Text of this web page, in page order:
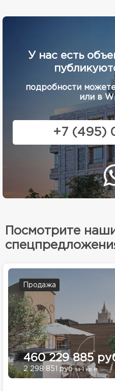
У нас есть
подробности
или в
+7 (495)
Посмотрите
Продажа
460 229 885
2 298 851 рубза 1 кв.м.